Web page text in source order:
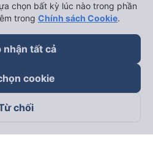
chọn bất kỳ lúc nào trong phần
trong Chính sách Cookie.
nhận tất cả
cookie
chối